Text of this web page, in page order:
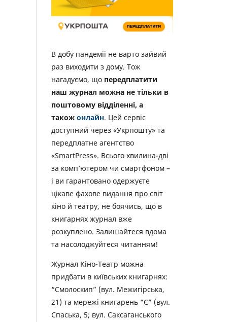
В добу пандемії не варто зайвий
раз виходити з дому. Тож
нагадуємо, що передплатити
наш журнал можна не тільки в
поштовому відділенні, а
також онлайн. Цей сервіс
доступний через «Укрпошту» та
передплатне агентство
«SmartPress». Всього хвилина-дві
за комп’ютером чи смартфоном –
і ви гарантовано одержуєте
цікаве фахове видання про світ
кіно й театру, не боячись, що в
книгарнях журнал вже
розкуплено. Залишайтеся вдома
та насолоджуйтеся читанням!
Журнал Кіно-Театр можна
придбати в київських книгарнях:
“Смолоскип” (вул. Межигірська,
21) та мережі книгарень “Є” (вул.
Спаська, 5; вул. Саксаганського